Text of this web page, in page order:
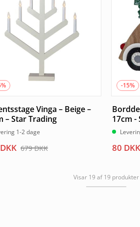
Vinga – Beige –
– Star Trading
1-2 dage
679DKK
DKK
-15%
17cm -
Den
var:
80 DKK
Den
er:
Visar 19 af 19 produkter